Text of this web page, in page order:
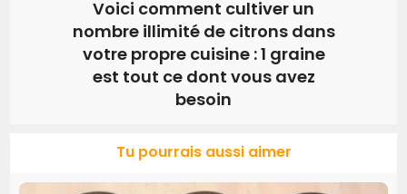
Voici comment cultiver un
nombre illimité de citrons dans
votre propre cuisine : 1 graine
est tout ce dont vous avez
besoin
Tu pourrais aussi aimer